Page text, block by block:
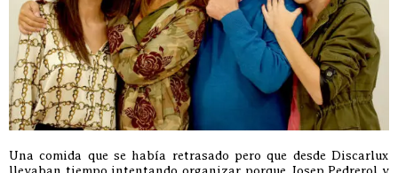
Una comida que se había retrasado pero que desde Discarlux